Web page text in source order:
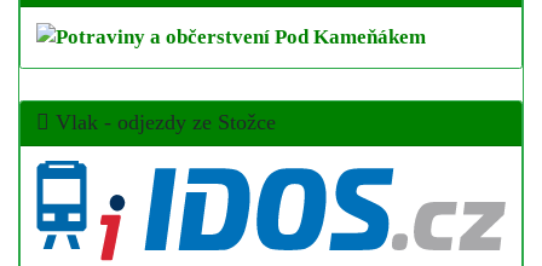
Vlak - odjezdy ze Stožce